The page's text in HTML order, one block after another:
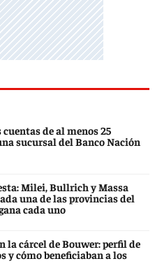
de al menos 25
sucursal del Banco Nación
Milei, Bullrich y Massa
una de las provincias del
cada uno
la cárcel de Bouwer: perfil de
y cómo beneficiaban a los